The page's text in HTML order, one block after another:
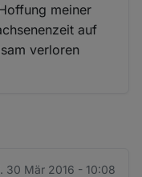
meiner
auf
verloren
30 Mär 2016 - 10:08